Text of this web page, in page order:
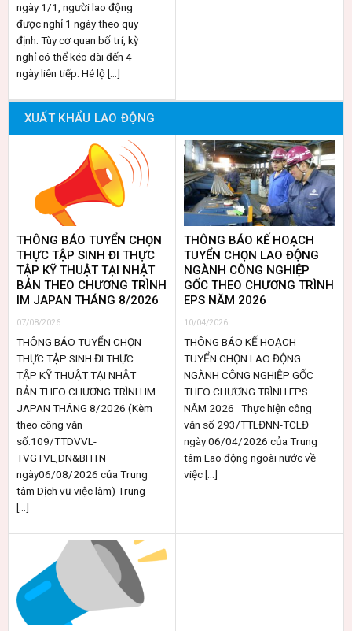
ngày 1/1, người lao động
được nghỉ 1 ngày theo quy
định. Tùy cơ quan bố trí, kỳ
nghỉ có thể kéo dài đến 4
ngày liên tiếp. Hé lộ [...]
XUẤT KHẨU LAO ĐỘNG
THÔNG BÁO TUYỂN CHỌN
THỰC TẬP SINH ĐI THỰC
TẬP KỸ THUẬT TẠI NHẬT
BẢN THEO CHƯƠNG TRÌNH
IM JAPAN THÁNG 8/2026
07/08/2026
THÔNG BÁO TUYỂN CHỌN
THỰC TẬP SINH ĐI THỰC
TẬP KỸ THUẬT TẠI NHẬT
BẢN THEO CHƯƠNG TRÌNH IM
JAPAN THÁNG 8/2026 (Kèm
theo công văn
số:109/TTDVVL-
TVGTVL,DN&BHTN
ngày06/08/2026 của Trung
tâm Dịch vụ việc làm) Trung
[...]
THÔNG BÁO KẾ HOẠCH
TUYỂN CHỌN LAO ĐỘNG
NGÀNH CÔNG NGHIỆP
GỐC THEO CHƯƠNG TRÌNH
EPS NĂM 2026
10/04/2026
THÔNG BÁO KẾ HOẠCH
TUYỂN CHỌN LAO ĐỘNG
NGÀNH CÔNG NGHIỆP GỐC
THEO CHƯƠNG TRÌNH EPS
NĂM 2026 Thực hiện công
văn số 293/TTLĐNN-TCLĐ
ngày 06/04/2026 của Trung
tâm Lao động ngoài nước về
việc [...]